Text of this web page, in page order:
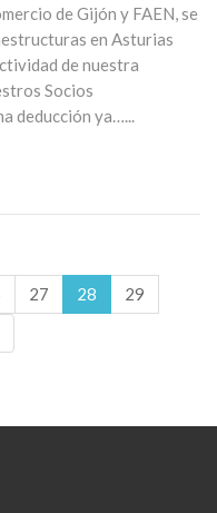
de Gijón y FAEN, se
en Asturias
de nuestra
Socios
deducción ya…...
27 28
29